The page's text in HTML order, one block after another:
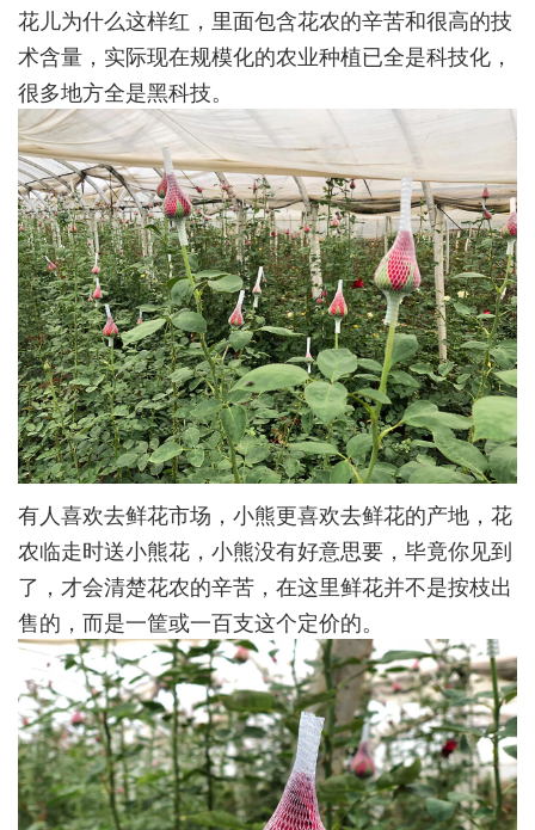
花儿为什么这样红，里面包含花农的辛苦和很高的技
术含量，实际现在规模化的农业种植已全是科技化，
很多地方全是黑科技。
有人喜欢去鲜花市场，小熊更喜欢去鲜花的产地，花
农临走时送小熊花，小熊没有好意思要，毕竟你见到
了，才会清楚花农的辛苦，在这里鲜花并不是按枝出
售的，而是一筐或一百支这个定价的。